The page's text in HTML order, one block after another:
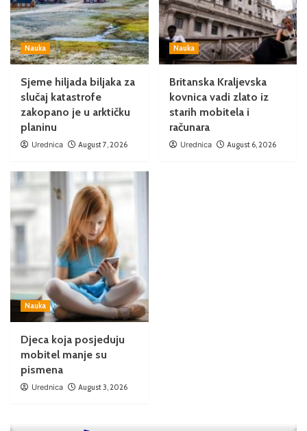
Nauka
Sjeme hiljada biljaka za
slučaj katastrofe
zakopano je u arktičku
planinu
Urednica August 7, 2026
Nauka
Britanska Kraljevska
kovnica vadi zlato iz
starih mobitela i
računara
Urednica August 6, 2026
Nauka
Djeca koja posjeduju
mobitel manje su
pismena
Urednica August 3, 2026